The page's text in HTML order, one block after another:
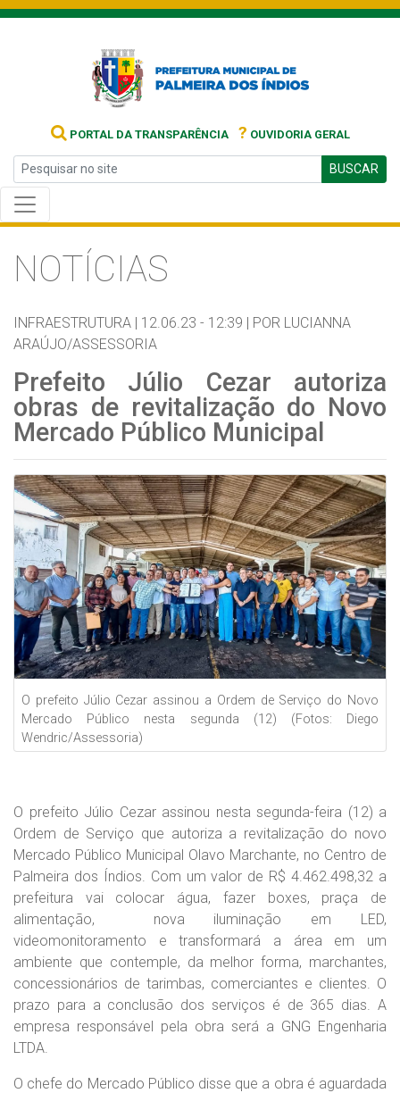
PORTAL DA TRANSPARÊNCIA ? OUVIDORIA GERAL
BUSCAR
NOTÍCIAS
INFRAESTRUTURA | 12.06.23 - 12:39 | POR LUCIANNA
ARAÚJO/ASSESSORIA
Prefeito Júlio Cezar autoriza
obras de revitalização do Novo
Mercado Público Municipal
O prefeito Júlio Cezar assinou a Ordem de Serviço do Novo
Mercado Público nesta segunda (12) (Fotos: Diego
Wendric/Assessoria)
O prefeito Júlio Cezar assinou nesta segunda-feira (12) a
Ordem de Serviço que autoriza a revitalização do novo
Mercado Público Municipal Olavo Marchante, no Centro de
Palmeira dos Índios. Com um valor de R$ 4.462.498,32 a
prefeitura vai colocar água, fazer boxes, praça de
alimentação, nova iluminação em LED,
videomonitoramento e transformará a área em um
ambiente que contemple, da melhor forma, marchantes,
concessionários de tarimbas, comerciantes e clientes. O
prazo para a conclusão dos serviços é de 365 dias. A
empresa responsável pela obra será a GNG Engenharia
LTDA.
O chefe do Mercado Público disse que a obra é aguardada